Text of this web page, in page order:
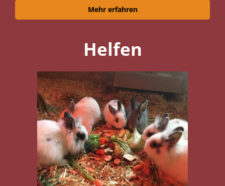
Mehr erfahren
Helfen